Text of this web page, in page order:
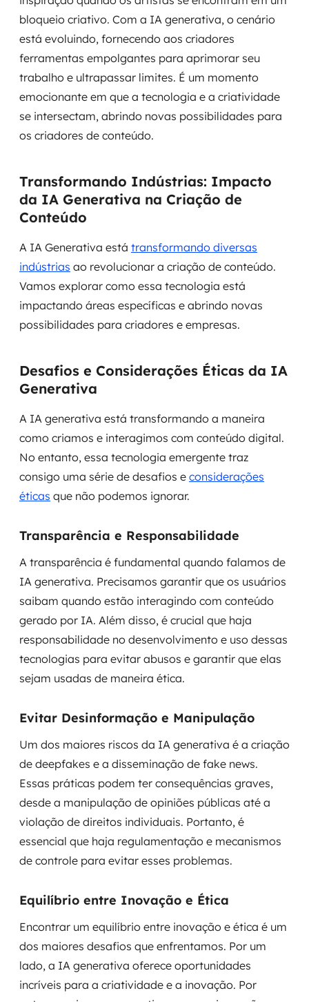
Pentest
DevSecOps
Consultoria de segurança
Segurança de aplicações e Cloud
bloqueio criativo. Com a IA generativa, o cenário
está evoluindo, fornecendo aos criadores
ferramentas empolgantes para aprimorar seu
trabalho e ultrapassar limites. É um momento
emocionante em que a tecnologia e a criatividade
se intersectam, abrindo novas possibilidades para
os criadores de conteúdo.
Transformando Indústrias: Impacto
da IA Generativa na Criação de
Conteúdo
A IA Generativa está transformando diversas
indústrias ao revolucionar a criação de conteúdo.
Vamos explorar como essa tecnologia está
impactando áreas específicas e abrindo novas
possibilidades para criadores e empresas.
Desafios e Considerações Éticas da IA
Generativa
A IA generativa está transformando a maneira
como criamos e interagimos com conteúdo digital.
No entanto, essa tecnologia emergente traz
consigo uma série de desafios e considerações
éticas que não podemos ignorar.
Transparência e Responsabilidade
A transparência é fundamental quando falamos de
IA generativa. Precisamos garantir que os usuários
saibam quando estão interagindo com conteúdo
gerado por IA. Além disso, é crucial que haja
responsabilidade no desenvolvimento e uso dessas
tecnologias para evitar abusos e garantir que elas
sejam usadas de maneira ética.
Evitar Desinformação e Manipulação
Um dos maiores riscos da IA generativa é a criação
de deepfakes e a disseminação de fake news.
Essas práticas podem ter consequências graves,
desde a manipulação de opiniões públicas até a
violação de direitos individuais. Portanto, é
essencial que haja regulamentação e mecanismos
de controle para evitar esses problemas.
Equilíbrio entre Inovação e Ética
Encontrar um equilíbrio entre inovação e ética é um
dos maiores desafios que enfrentamos. Por um
lado, a IA generativa oferece oportunidades
incríveis para a criatividade e a inovação. Por